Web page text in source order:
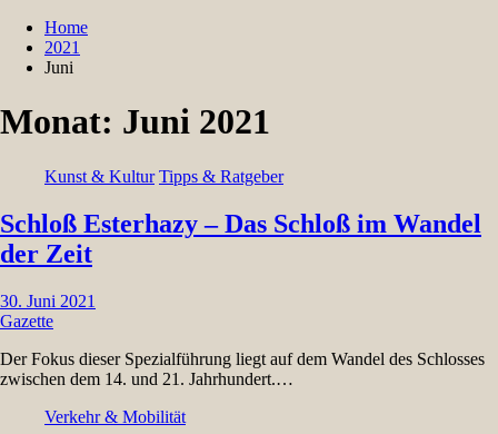
Home
2021
Juni
Monat: Juni 2021
Kunst & Kultur Tipps & Ratgeber
Schloß Esterhazy – Das Schloß im Wandel
der Zeit
30. Juni 2021
Gazette
Der Fokus dieser Spezialführung liegt auf dem Wandel des Schlosses
zwischen dem 14. und 21. Jahrhundert.…
Verkehr & Mobilität